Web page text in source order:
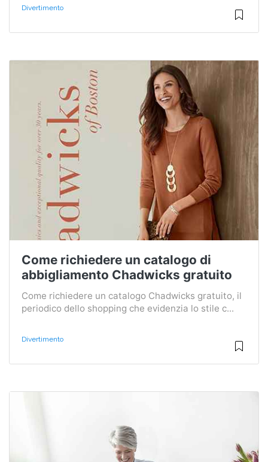
Divertimento
Come richiedere un catalogo di
abbigliamento Chadwicks gratuito
Come richiedere un catalogo Chadwicks gratuito, il
periodico dello shopping che evidenzia lo stile c...
Divertimento